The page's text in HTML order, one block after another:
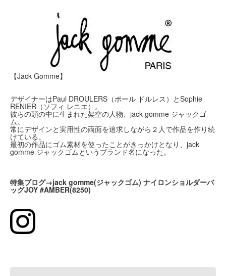
【Jack Gomme】
デザイナーはPaul DROULERS（ポール ドルレス）とSophie
RENIER（ソフィ レニエ）。
彼らの頭の中に生まれた架空の人物、jack gomme ジャックゴ
ム。
常にデザインと実用性の両面を追求しながら２人で作品を作り続
けている。
最初の作品にゴム素材を使ったことがきっかけとなり、jack
gomme ジャックゴムというブランド名になった。
特集ブログ→jack gomme(ジャックゴム) ナイロンショルダーバ
ッグJOY #AMBER(8250)